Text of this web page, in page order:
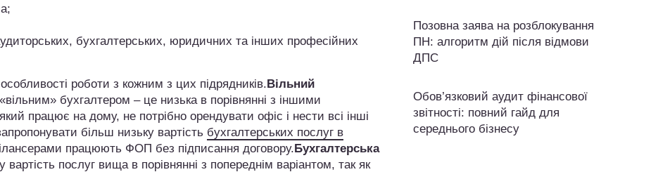
бухгалтерських, юридичних та інших професійних
роботи з кожним з цих підрядників.Вільний
бухгалтером – це низька в порівнянні з іншими
працює на дому, не потрібно орендувати офіс і нести всі інші
більш низьку вартість бухгалтерських послуг в
працюють ФОП без підписання договору.Бухгалтерська
послуг вища в порівнянні з попереднім варіантом, так як
Позовна заява на розблокування
ПН: алгоритм дій після відмови
ДПС
Обов’язковий аудит фінансової
звітності: повний гайд для
середнього бізнесу